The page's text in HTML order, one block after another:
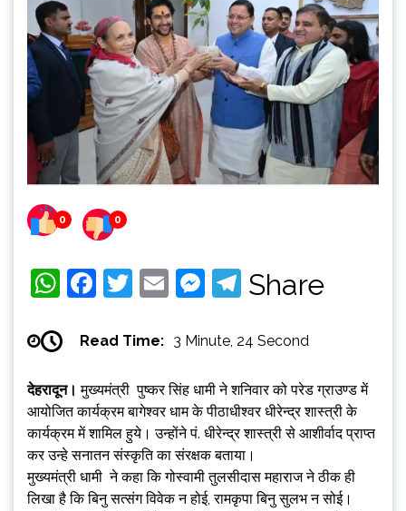
0 0
WhatsApp
Facebook
Twitter
EmailMessenger
Telegram
Share
Read Time: 3 Minute, 24 Second
देहरादून। मुख्यमंत्री पुष्कर सिंह धामी ने शनिवार को परेड ग्राउण्ड में
आयोजित कार्यक्रम बागेश्वर धाम के पीठाधीश्वर धीरेन्द्र शास्त्री के
कार्यक्रम में शामिल हुये। उन्होंने पं. धीरेन्द्र शास्त्री से आशीर्वाद प्राप्त
कर उन्हे सनातन संस्कृति का संरक्षक बताया।
मुख्यमंत्री धामी ने कहा कि गोस्वामी तुलसीदास महाराज ने ठीक ही
लिखा है कि बिनु सत्संग विवेक न होई, रामकृपा बिनु सुलभ न सोई।